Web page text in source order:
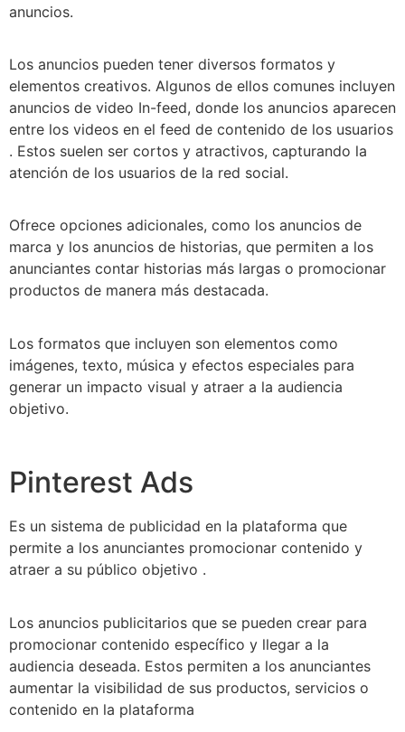
anuncios.
Los anuncios pueden tener diversos formatos y
elementos creativos. Algunos de ellos comunes incluyen
anuncios de video In-feed, donde los anuncios aparecen
entre los videos en el feed de contenido de los usuarios
. Estos suelen ser cortos y atractivos, capturando la
atención de los usuarios de la red social.
Ofrece opciones adicionales, como los anuncios de
marca y los anuncios de historias, que permiten a los
anunciantes contar historias más largas o promocionar
productos de manera más destacada.
Los formatos que incluyen son elementos como
imágenes, texto, música y efectos especiales para
generar un impacto visual y atraer a la audiencia
objetivo.
Pinterest Ads
Es un sistema de publicidad en la plataforma que
permite a los anunciantes promocionar contenido y
atraer a su público objetivo .
Los anuncios publicitarios que se pueden crear para
promocionar contenido específico y llegar a la
audiencia deseada. Estos permiten a los anunciantes
aumentar la visibilidad de sus productos, servicios o
contenido en la plataforma